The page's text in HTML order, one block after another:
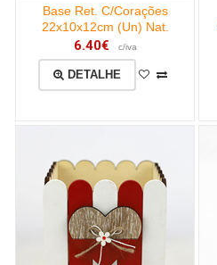
Base Ret. C/Corações
22x10x12cm (Un) Nat.
6.40€ c/iva
DETALHE